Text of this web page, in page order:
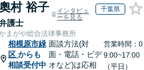
村 裕子
護士
インタビュ
ーを見る
千葉県
まがや総合法律事務所
相模原市緑
区 からも
相談受付中
面談方法(対
面・電話・ビデ
オなど)は応相
営業時間：0
9:00~17:00
（平日）